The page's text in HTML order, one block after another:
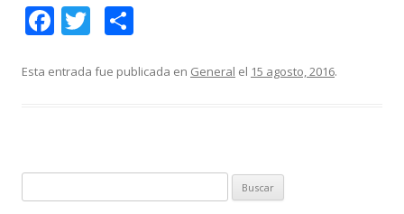
F
e
o
k
T
itt m
ti
r
Esta entrada fue publicada en General el 15 agosto, 2016.
u